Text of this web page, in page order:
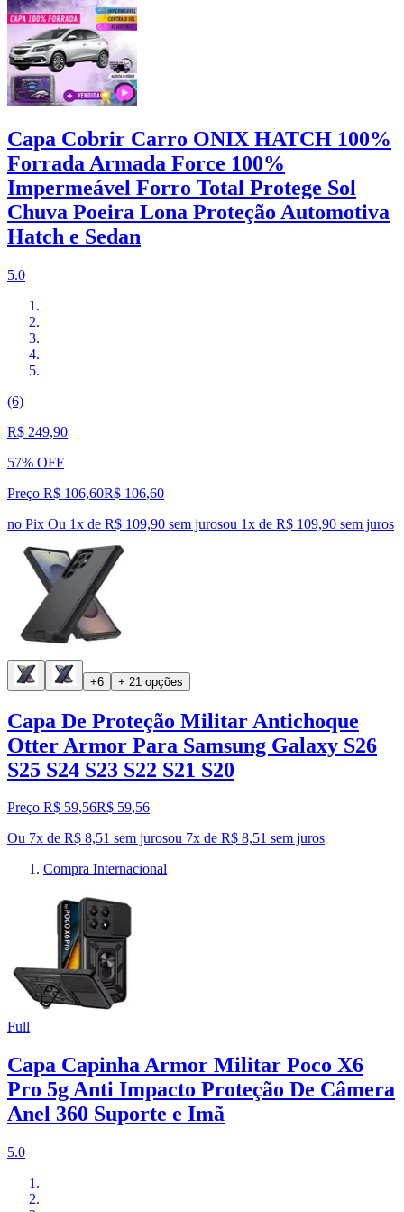
Capa Cobrir Carro ONIX HATCH 100%
Forrada Armada Force 100%
Impermeável Forro Total Protege Sol
Chuva Poeira Lona Proteção Automotiva
Hatch e Sedan
5.0
(6)
R$ 249,90
57% OFF
Preço R$ 106,60R$ 106,60
no Pix Ou 1x de R$ 109,90 sem jurosou 1x de R$ 109,90 sem juros
+6 + 21 opções
Capa De Proteção Militar Antichoque
Otter Armor Para Samsung Galaxy S26
S25 S24 S23 S22 S21 S20
Preço R$ 59,56R$ 59,56
Ou 7x de R$ 8,51 sem jurosou 7x de R$ 8,51 sem juros
Compra Internacional
Full
Capa Capinha Armor Militar Poco X6
Pro 5g Anti Impacto Proteção De Câmera
Anel 360 Suporte e Imã
5.0